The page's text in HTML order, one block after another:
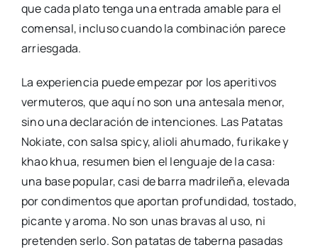
que cada plato tenga una entrada amable para el
comensal, incluso cuando la combinación parece
arriesgada.
La experiencia puede empezar por los aperitivos
vermuteros, que aquí no son una antesala menor,
sino una declaración de intenciones. Las Patatas
Nokiate, con salsa spicy, alioli ahumado, furikake y
khao khua, resumen bien el lenguaje de la casa:
una base popular, casi de barra madrileña, elevada
por condimentos que aportan profundidad, tostado,
picante y aroma. No son unas bravas al uso, ni
pretenden serlo. Son patatas de taberna pasadas